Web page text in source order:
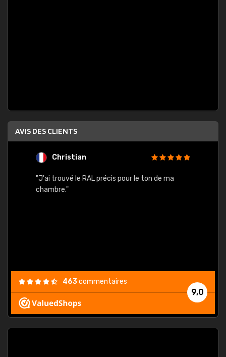
AVIS DES CLIENTS
Christian
"J'ai trouvé le RAL précis pour le ton de ma
chambre."
9,0
463commentaires